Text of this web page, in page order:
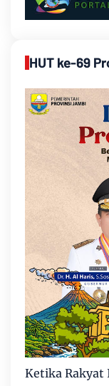
HUT ke-69
Ketika Rakyat